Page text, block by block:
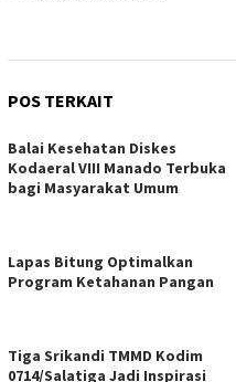
POS TERKAIT
Balai Kesehatan Diskes
Kodaeral VIII Manado Terbuka
bagi Masyarakat Umum
Lapas Bitung Optimalkan
Program Ketahanan Pangan
Tiga Srikandi TMMD Kodim
0714/Salatiga Jadi Inspirasi